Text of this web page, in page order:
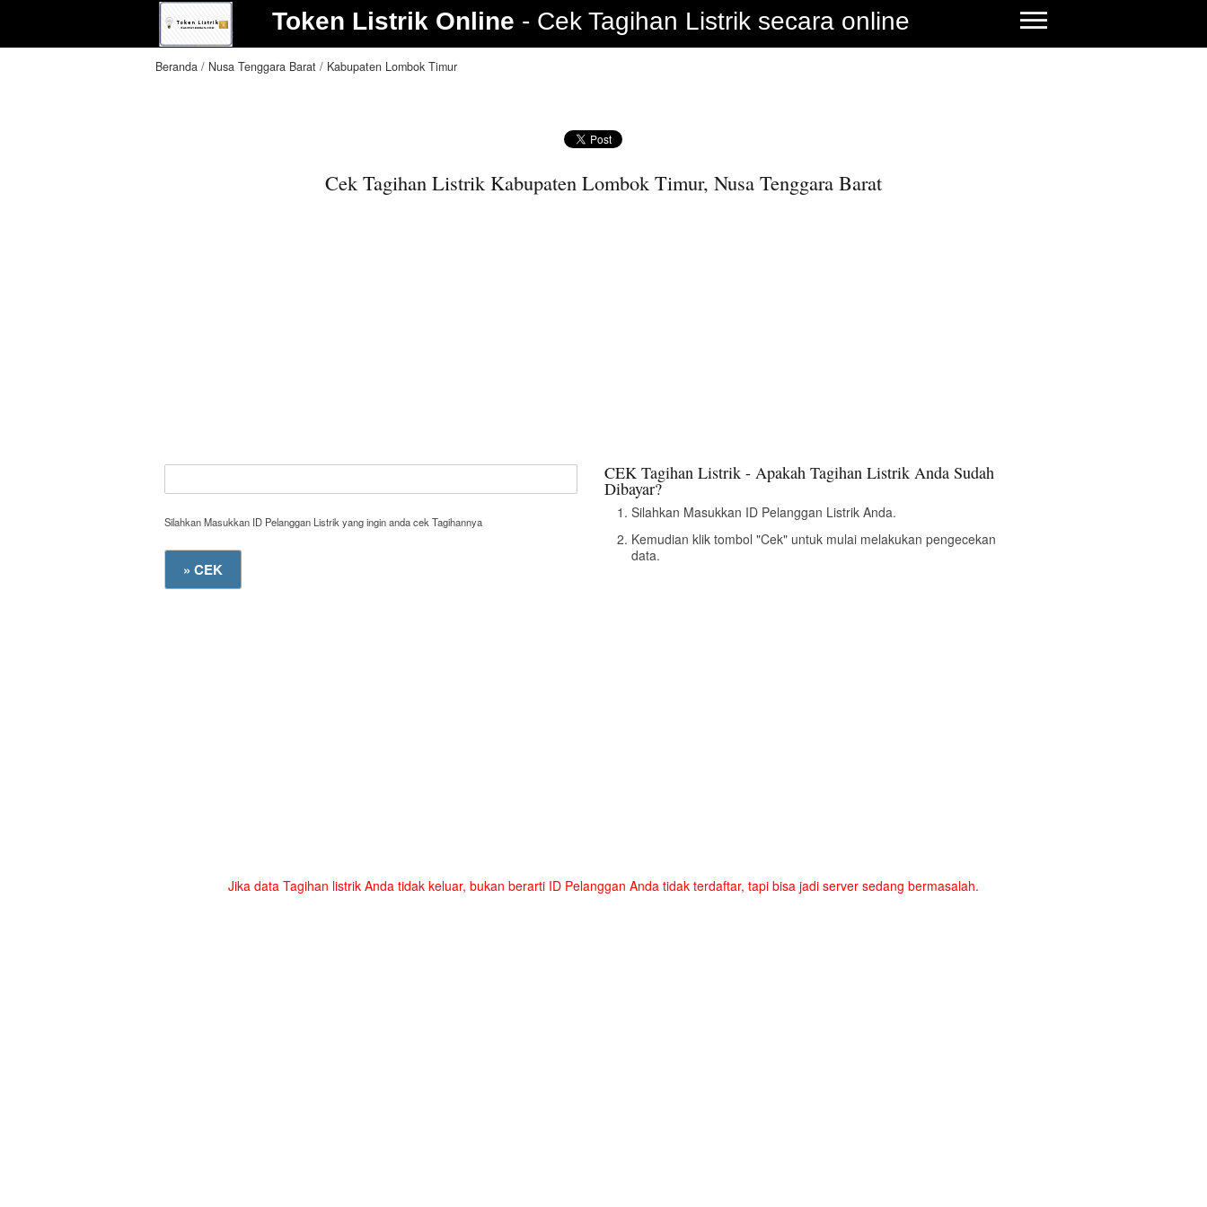
Token Listrik Online Cek Tagihan Listrik secara online
Beranda Nusa Tenggara Barat Kabupaten Lombok Timur
Cek Tagihan Listrik Kabupaten Lombok Timur, Nusa Tenggara Barat
Silahkan Masukkan ID Pelanggan Listrik yang ingin anda cek Tagihannya
CEK Tagihan Listrik - Apakah Tagihan Listrik Anda Sudah
Dibayar?
Silahkan Masukkan ID Pelanggan Listrik Anda.
Kemudian klik tombol "Cek" untuk mulai melakukan pengecekan
data.
Jika data Tagihan listrik Anda tidak keluar, bukan berarti ID Pelanggan Anda tidak terdaftar, tapi bisa jadi server sedang bermasalah.